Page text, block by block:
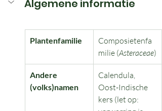
Algemene informatie
Plantenfamilie
Composietenfa
milie (Asteraceae)
Andere
(volks)namen
Calendula,
Oost-Indische
kers (let op: